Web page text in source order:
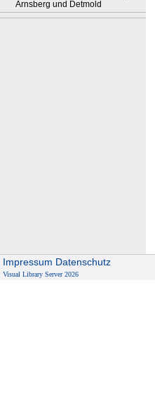
Arnsberg und Detmold
Impressum Datenschutz
Visual Library Server 2026